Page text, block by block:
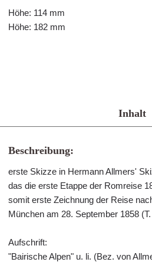
Höhe: 114 mm
Höhe: 182 mm
Inhalt
Beschreibung:
erste Skizze in Hermann Allmers'
das die erste Etappe der Romreise
somit erste Zeichnung der Reise
München am 28. September 1858
Aufschrift:
"Bairische Alpen" u. li. (Bez. von